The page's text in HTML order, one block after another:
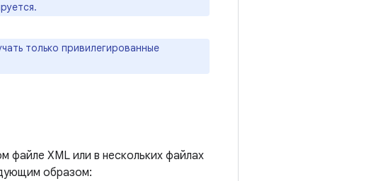
только привилегированные
файле XML или в нескольких файлах
образом: